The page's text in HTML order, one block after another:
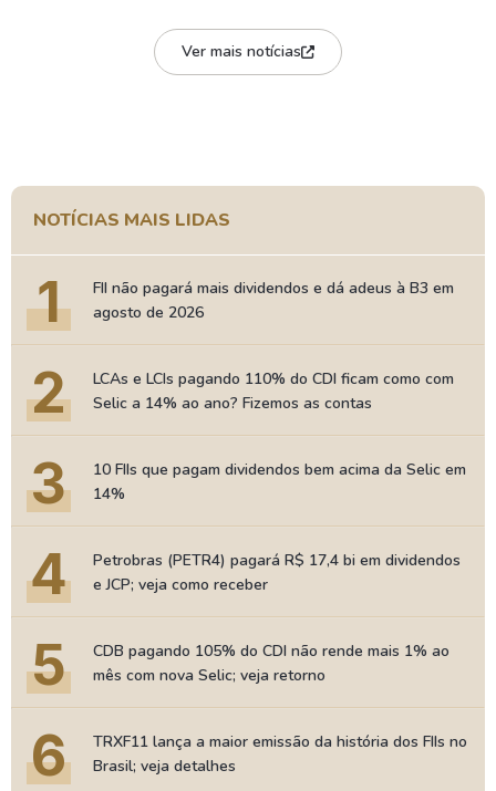
Ver mais notícias
NOTÍCIAS MAIS LIDAS
1
FII não pagará mais dividendos e dá adeus à B3 em
agosto de 2026
2
LCAs e LCIs pagando 110% do CDI ficam como com
Selic a 14% ao ano? Fizemos as contas
3
10 FIIs que pagam dividendos bem acima da Selic em
14%
4
Petrobras (PETR4) pagará R$ 17,4 bi em dividendos
e JCP; veja como receber
5
CDB pagando 105% do CDI não rende mais 1% ao
mês com nova Selic; veja retorno
6
TRXF11 lança a maior emissão da história dos FIIs no
Brasil; veja detalhes